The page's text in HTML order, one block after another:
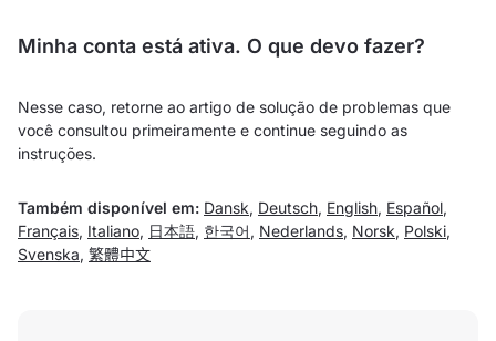
Minha conta está ativa. O que devo fazer?
Nesse caso, retorne ao artigo de solução de problemas que
você consultou primeiramente e continue seguindo as
instruções.
Também disponível em: Dansk, Deutsch, English, Español,
Français, Italiano, 日本語, 한국어 , Nederlands, Norsk, Polski,
Svenska, 繁體中文